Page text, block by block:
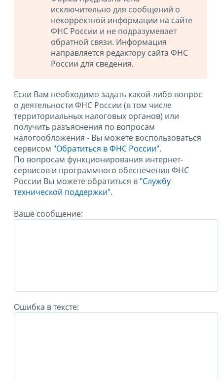
исключительно для сообщений о
некорректной информации на сайте
ФНС России и не подразумевает
обратной связи. Информация
направляется редактору сайта ФНС
России для сведения.
Если Вам необходимо задать какой-либо вопрос
о деятельности ФНС России (в том числе
территориальных налоговых органов) или
получить разъяснения по вопросам
налогообложения - Вы можете воспользоваться
сервисом "Обратиться в ФНС России".
По вопросам функционирования интернет-
сервисов и программного обеспечения ФНС
России Вы можете обратиться в "Службу
технической поддержки".
Ваше сообщение:
Ошибка в тексте: